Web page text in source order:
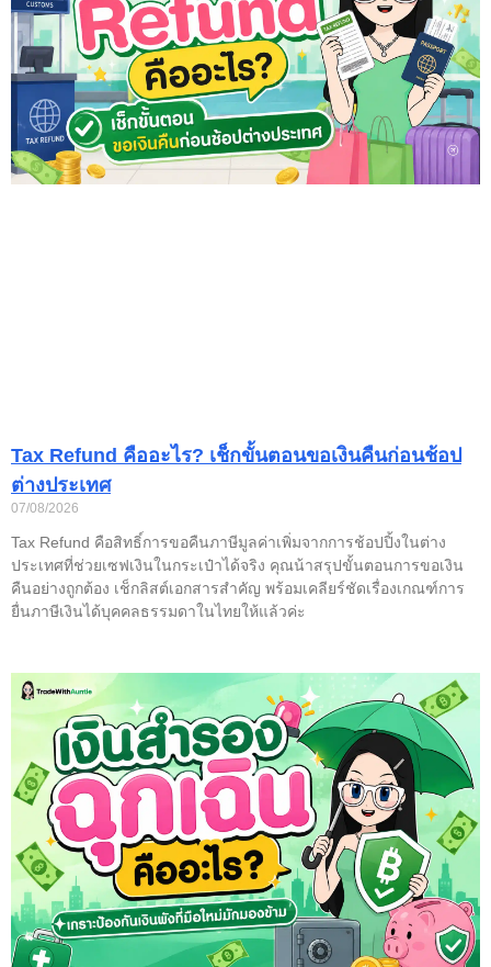
Tax Refund คืออะไร? เช็กขั้นตอนขอเงินคืนก่อนช้อป
ต่างประเทศ
07/08/2026
Tax Refund คือสิทธิ์การขอคืนภาษีมูลค่าเพิ่มจากการช้อปปิ้งในต่าง
ประเทศที่ช่วยเซฟเงินในกระเป๋าได้จริง คุณน้าสรุปขั้นตอนการขอเงิน
คืนอย่างถูกต้อง เช็กลิสต์เอกสารสำคัญ พร้อมเคลียร์ชัดเรื่องเกณฑ์การ
ยื่นภาษีเงินได้บุคคลธรรมดาในไทยให้แล้วค่ะ